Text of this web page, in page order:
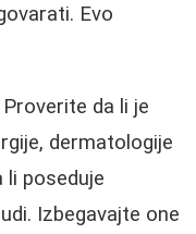
Evo
Proverite da li je
dermatologije
li poseduje
Izbegavajte one